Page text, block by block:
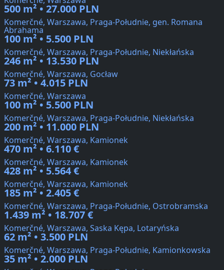
500 m² • 27.000 PLN
Komerčné, Warszawa, Praga-Południe, gen. Romana
Abrahama
100 m² • 5.500 PLN
Komerčné, Warszawa, Praga-Południe, Niekłańska
246 m² • 13.530 PLN
Komerčné, Warszawa, Gocław
73 m² • 4.015 PLN
Komerčné, Warszawa
100 m² • 5.500 PLN
Komerčné, Warszawa, Praga-Południe, Niekłańska
200 m² • 11.000 PLN
Komerčné, Warszawa, Kamionek
470 m² • 6.110 €
Komerčné, Warszawa, Kamionek
428 m² • 5.564 €
Komerčné, Warszawa, Kamionek
185 m² • 2.405 €
Komerčné, Warszawa, Praga-Południe, Ostrobramska
1.439 m² • 18.707 €
Komerčné, Warszawa, Saska Kępa, Lotaryńska
62 m² • 3.500 PLN
Komerčné, Warszawa, Praga-Południe, Kamionkowska
35 m² • 2.000 PLN